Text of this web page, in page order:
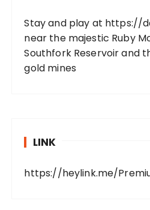
Stay and play at https://
near the majestic Ruby
Southfork Reservoir and
gold mines
LINK
https://heylink.me/